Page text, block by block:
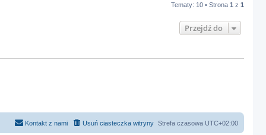
Tematy: 10 • Strona 1 z 1
Przejdź do
Strefa czasowa UTC+02:00
Usuń ciasteczka witryny
Kontakt z nami